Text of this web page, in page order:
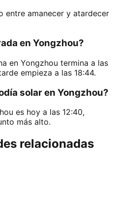
entre amanecer y atardecer
en Yongzhou?
en Yongzhou termina a las
empieza a las 18:44.
solar en Yongzhou?
es hoy a las 12:40,
más alto.
relacionadas